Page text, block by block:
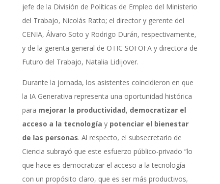
jefe de la División de Políticas de Empleo del Ministerio
del Trabajo, Nicolás Ratto; el director y gerente del
CENIA, Álvaro Soto y Rodrigo Durán, respectivamente,
y de la gerenta general de OTIC SOFOFA y directora de
Futuro del Trabajo, Natalia Lidijover.
Durante la jornada, los asistentes coincidieron en que
la IA Generativa representa una oportunidad histórica
para mejorar la productividad, democratizar el
acceso a la tecnología y potenciar el bienestar
de las personas. Al respecto, el subsecretario de
Ciencia subrayó que este esfuerzo público-privado “lo
que hace es democratizar el acceso a la tecnología
con un propósito claro, que es ser más productivos,